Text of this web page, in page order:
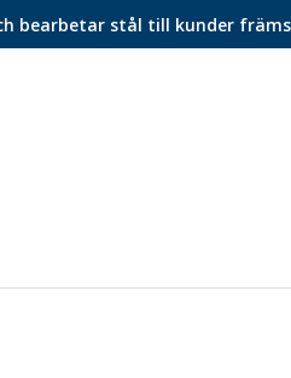
bearbetar stål till kunder